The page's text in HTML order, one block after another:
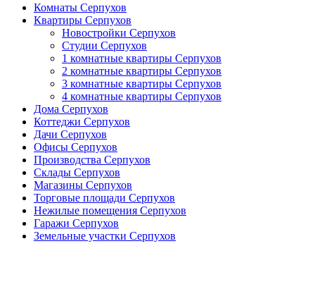
Комнаты Серпухов
Квартиры Серпухов
Новостройки Серпухов
Студии Серпухов
1 комнатные квартиры Серпухов
2 комнатные квартиры Серпухов
3 комнатные квартиры Серпухов
4 комнатные квартиры Серпухов
Дома Серпухов
Коттеджи Серпухов
Дачи Серпухов
Офисы Серпухов
Производства Серпухов
Склады Серпухов
Магазины Серпухов
Торговые площади Серпухов
Нежилые помещения Серпухов
Гаражи Серпухов
Земельные участки Серпухов